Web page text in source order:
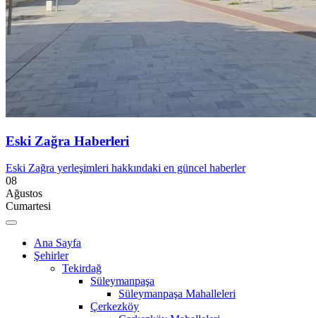
Eski Zağra Haberleri
Eski Zağra yerleşimleri hakkındaki en güncel haberler
08
Ağustos
Cumartesi
Ana Sayfa
Şehirler
Tekirdağ
Süleymanpaşa
Süleymanpaşa Mahalleleri
Çerkezköy